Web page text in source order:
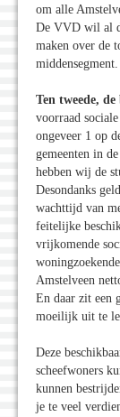
om alle
De VVD wil al
maken over de
Ten tweede,
voorraad
ongeveer 1 op
gemeenten in
hebben wij de
Desondanks
wachttijd van
feitelijke
vrijkomende
Amstelveen
En daar zit een
moeilijk uit te
Deze
scheefwoners
kunnen
je te veel